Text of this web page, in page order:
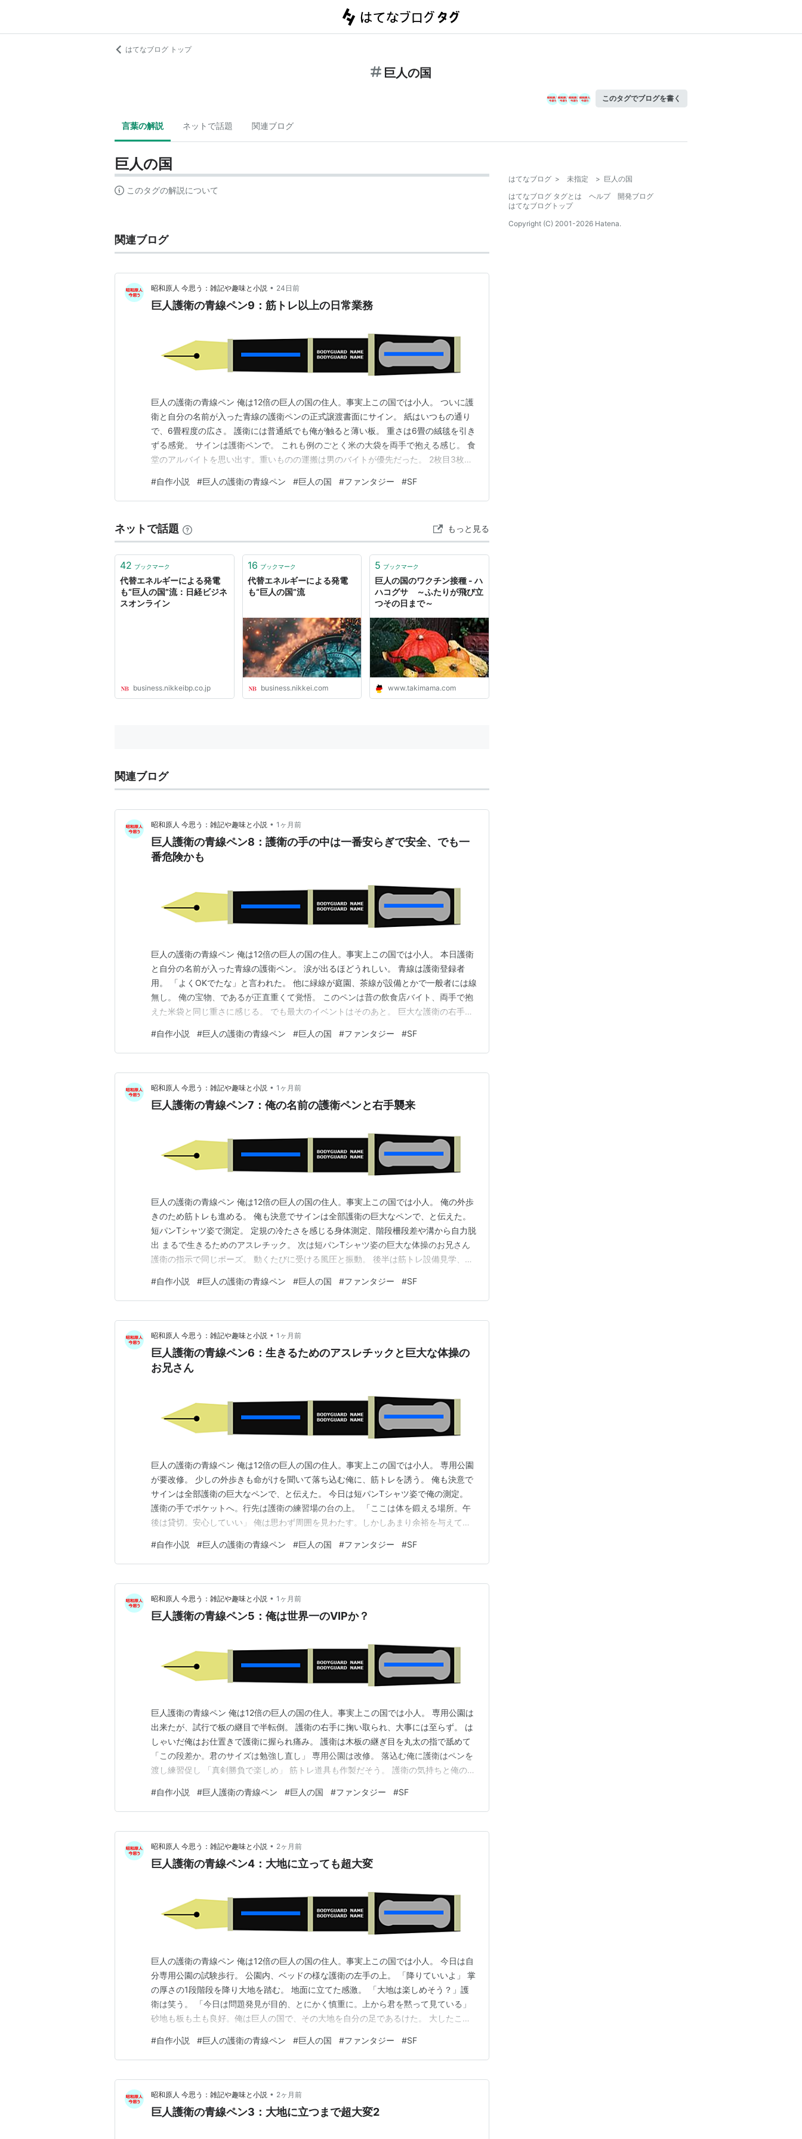
はてなブログ トップ
巨人の国
このタグでブログを書く
言葉の解説 ネットで話題 関連ブログ
巨人の国
このタグの解説について
関連ブログ
昭和原人 今思う：雑記や趣味と小説 • 24日前
巨人護衛の青線ペン9：筋トレ以上の日常業務
巨人の護衛の青線ペン 俺は12倍の巨人の国の住人。事実上この国では小人。 ついに護
衛と自分の名前が入った青線の護衛ペンの正式譲渡書面にサイン。 紙はいつもの通り
で、6畳程度の広さ。 護衛には普通紙でも俺が触ると薄い板。 重さは6畳の絨毯を引き
ずる感覚。 サインは護衛ペンで。 これも例のごとく米の大袋を両手で抱える感じ。 食
堂のアルバイトを思い出す。重いものの運搬は男のバイトが優先だった。 2枚目3枚目
「王宮は面倒」3枚バラバラのサインを認めてもらったらしい。 最後に裏面であるが、
大きい薄い板を端から持って倒す感覚。確…
#自作小説 #巨人の護衛の青線ペン #巨人の国 #ファンタジー #SF
ネットで話題 もっと見る
42 ブックマーク
代替エネルギーによる発電
も“巨人の国”流：日経ビジネ
スオンライン
business.nikkeibp.co.jp
16 ブックマーク
代替エネルギーによる発電
も“巨人の国”流
business.nikkei.com
5 ブックマーク
巨人の国のワクチン接種 - ハ
ハコグサ ～ふたりが飛び立
つその日まで～
www.takimama.com
関連ブログ
昭和原人 今思う：雑記や趣味と小説 • 1ヶ月前
巨人護衛の青線ペン8：護衛の手の中は一番安らぎで安全、でも一
番危険かも
巨人の護衛の青線ペン 俺は12倍の巨人の国の住人。事実上この国では小人。 本日護衛
と自分の名前が入った青線の護衛ペン。 涙が出るほどうれしい。 青線は護衛登録者
用。 「よくOKでたな」と言われた。 他に緑線が庭園、茶線が設備とかで一般者には線
無し。 俺の宝物、であるが正直重くて覚悟。 このペンは昔の飲食店バイト、両手で抱
えた米袋と同じ重さに感じる。 でも最大のイベントはそのあと。 巨大な護衛の右手と
「君の親友の右手との対面、慣れなくちゃ。」 「でも本当に怖い対面なら直に動こ
う。動けないと君の生存がヤバいね。」 護…
#自作小説 #巨人の護衛の青線ペン #巨人の国 #ファンタジー #SF
昭和原人 今思う：雑記や趣味と小説 • 1ヶ月前
巨人護衛の青線ペン7：俺の名前の護衛ペンと右手襲来
巨人の護衛の青線ペン 俺は12倍の巨人の国の住人。事実上この国では小人。 俺の外歩
きのため筋トレも進める。 俺も決意でサインは全部護衛の巨大なペンで、と伝えた。
短パンTシャツ姿で測定。 定規の冷たさを感じる身体測定、階段柵段差や溝から自力脱
出 まるで生きるためのアスレチック。 次は短パンTシャツ姿の巨大な体操のお兄さん
護衛の指示で同じポーズ。 動くたびに受ける風圧と振動。 後半は筋トレ設備見学、バ
「これは初日にやるべきだった。護衛としては失格、申し訳ない」 初めて巨人に頭を
さげられた。 胸がいっぱいになっていた。…
#自作小説 #巨人の護衛の青線ペン #巨人の国 #ファンタジー #SF
昭和原人 今思う：雑記や趣味と小説 • 1ヶ月前
巨人護衛の青線ペン6：生きるためのアスレチックと巨大な体操の
お兄さん
巨人の護衛の青線ペン 俺は12倍の巨人の国の住人。事実上この国では小人。 専用公園
が要改修。 少しの外歩きも命がけを聞いて落ち込む俺に、筋トレを誘う。 俺も決意で
サインは全部護衛の巨大なペンで、と伝えた。 今日は短パンTシャツ姿で俺の測定。
護衛の手でポケットへ。行先は護衛の練習場の台の上。 「ここは体を鍛える場所。午
後は貸切。安心していい」 俺は思わず周囲を見わたす。しかしあまり余裕を与えてく
かな？」 俺は頷いた。 測定開始。 まず最初に上半身を脱がされた。 俺の体のパーツ
に巨大な定規が当たる。 冷たさを皮膚が感じ…
#自作小説 #巨人の護衛の青線ペン #巨人の国 #ファンタジー #SF
昭和原人 今思う：雑記や趣味と小説 • 1ヶ月前
巨人護衛の青線ペン5：俺は世界一のVIPか？
巨人護衛の青線ペン 俺は12倍の巨人の国の住人。事実上この国では小人。 専用公園は
出来たが、試行で板の継目で半転倒。 護衛の右手に掬い取られ、大事には至らず。 は
しゃいだ俺はお仕置きで護衛に握られ痛み。 護衛は木板の継ぎ目を丸太の指で舐めて
「この段差か。君のサイズは勉強し直し」 専用公園は改修。 落込む俺に護衛はペンを
渡し練習促し 「真剣勝負で楽しめ」 筋トレ道具も作製だそう。 護衛の気持ちと俺の今
対応相談に来た。 「君を知るため、短パンTシャツで上が脱げる姿でお願い。君の資料
が皆無。」 俺は外歩き含めて過去何回か相…
#自作小説 #巨人護衛の青線ペン #巨人の国 #ファンタジー #SF
昭和原人 今思う：雑記や趣味と小説 • 2ヶ月前
巨人護衛の青線ペン4：大地に立っても超大変
巨人の護衛の青線ペン 俺は12倍の巨人の国の住人。事実上この国では小人。 今日は自
分専用公園の試験歩行。 公園内、ベッドの様な護衛の左手の上。 「降りていいよ」 掌
の厚さの1段階段を降り大地を踏む。 地面に立てた感激。 「大地は楽しめそう？」護
衛は笑う。 「今日は問題発見が目的、とにかく慎重に。上から君を黙って見ている」
砂地も板も土も良好。俺は巨人の国で、その大地を自分の足であるけた。 大したこと
しまう。 そして不注意か、板では躓いて倒れ掛かる。 瞬時に天から大きなベッド大の
右手が降りてきて、暖かい丸太のような指で…
#自作小説 #巨人の護衛の青線ペン #巨人の国 #ファンタジー #SF
昭和原人 今思う：雑記や趣味と小説 • 2ヶ月前
巨人護衛の青線ペン3：大地に立つまで超大変2
はてなブログ > 未指定 > 巨人の国
はてなブログ タグとは
ヘルプ
開発ブログ
はてなブログトップ
Copyright (C) 2001-2026 Hatena.